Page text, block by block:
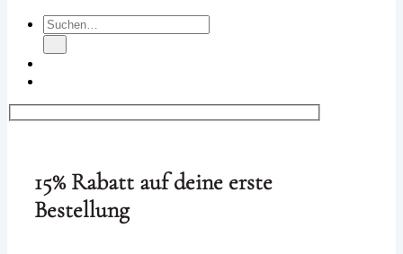
Suchen
nach:
15% Rabatt auf deine erste
Bestellung